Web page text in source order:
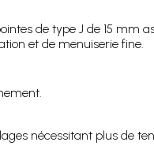
de type J de 15 mm
et de menuiserie fine.
nécessitant plus de